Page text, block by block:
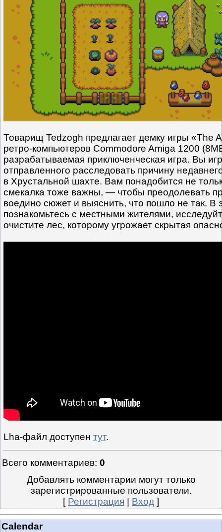
Товарищ Tedzogh предлагает демку игры «The
ретро-компьютеров Commodore Amiga 1200
разрабатываемая приключенческая игра. Вы
отправленного расследовать причину
в Хрустальной шахте. Вам понадобится не
смекалка тоже важны, — чтобы преодолевать
воедино сюжет и выяснить, что пошло не так. В
познакомьтесь с местными жителями,
очистите лес, которому угрожает скрытая
Lha-файл доступен тут.
Всего комментариев: 0
Добавлять комментарии могут только
зарегистрированные пользователи.
[ Регистрация Вход ]
Calendar